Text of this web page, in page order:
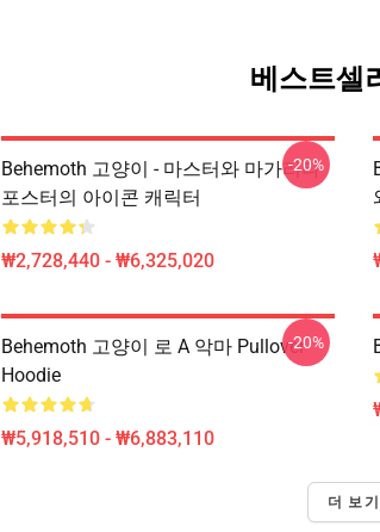
베스트셀
Behemoth 고양이 - 마스터와 마가리타
포스터의 아이콘 캐릭터
₩2,728,440 - ₩6,325,020
-20%
Behemoth 고양이 로 A 악마 Pullover
Hoodie
₩5,918,510 - ₩6,883,110
-20%
더 보기